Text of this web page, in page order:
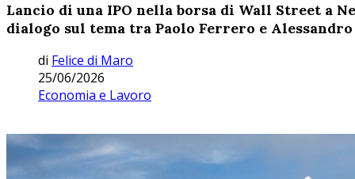
Lancio di una IPO nella borsa di Wall Street a
dialogo sul tema tra Paolo Ferrero e
di Felice di Maro
25/06/2026
Economia e Lavoro